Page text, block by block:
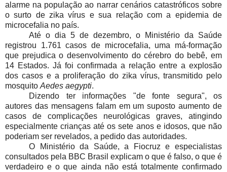
alarme na população ao narrar cenários catastróficos sobre
o surto de zika vírus e sua relação com a epidemia de
microcefalia no país.
Até o dia 5 de dezembro, o Ministério da Saúde
registrou 1.761 casos de microcefalia, uma má-formação
que prejudica o desenvolvimento do cérebro do bebê, em
14 Estados. Já foi confirmada a relação entre a explosão
dos casos e a proliferação do zika vírus, transmitido pelo
mosquito Aedes aegypti.
Dizendo ter informações "de fonte segura", os
autores das mensagens falam em um suposto aumento de
casos de complicações neurológicas graves, atingindo
especialmente crianças até os sete anos e idosos, que não
poderiam ser revelados, a pedido das autoridades.
O Ministério da Saúde, a Fiocruz e especialistas
consultados pela BBC Brasil explicam o que é falso, o que é
verdadeiro e o que ainda não está totalmente confirmado